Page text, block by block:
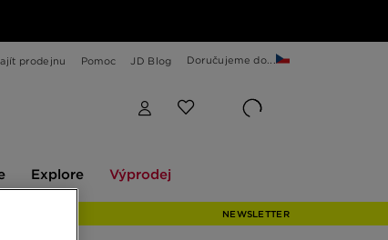
prodejnu Pomoc JD Blog Doručujeme do...
Explore Výprodej
NEWSLETTER